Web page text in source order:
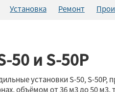
Установка Ремонт
50 и S-50P
установки S-50, S-50P,
объёмом от 36 м3 до 50